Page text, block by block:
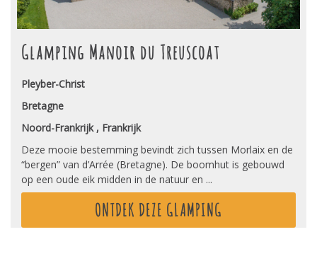
Glamping Manoir du Treuscoat
Pleyber-Christ
Bretagne
Noord-Frankrijk , Frankrijk
Deze mooie bestemming bevindt zich tussen Morlaix en de
“bergen” van d’Arrée (Bretagne). De boomhut is gebouwd
op een oude eik midden in de natuur en ...
ONTDEK DEZE GLAMPING